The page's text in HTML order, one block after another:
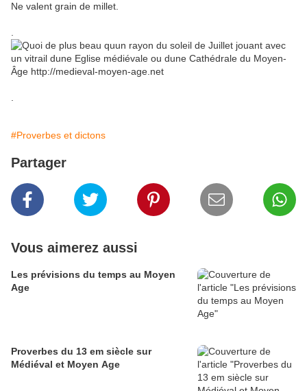
Ne valent grain de millet.
#Proverbes et dictons
Partager
Vous aimerez aussi
Les prévisions du temps au Moyen
Age
Proverbes du 13 em siècle sur
Médiéval et Moyen Age